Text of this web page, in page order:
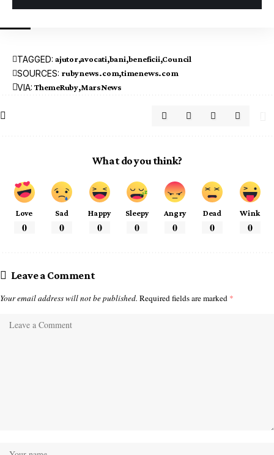
TAGGED: ajutor avocati bani beneficii Council
SOURCES: rubynews.com timenews.com
VIA: ThemeRuby MarsNews
What do you think?
Love
0
Sad
0
Happy
0
Sleepy
0
Angry
0
Dead
0
Wink
0
Leave a Comment
Your email address will not be published. Required fields are marked *